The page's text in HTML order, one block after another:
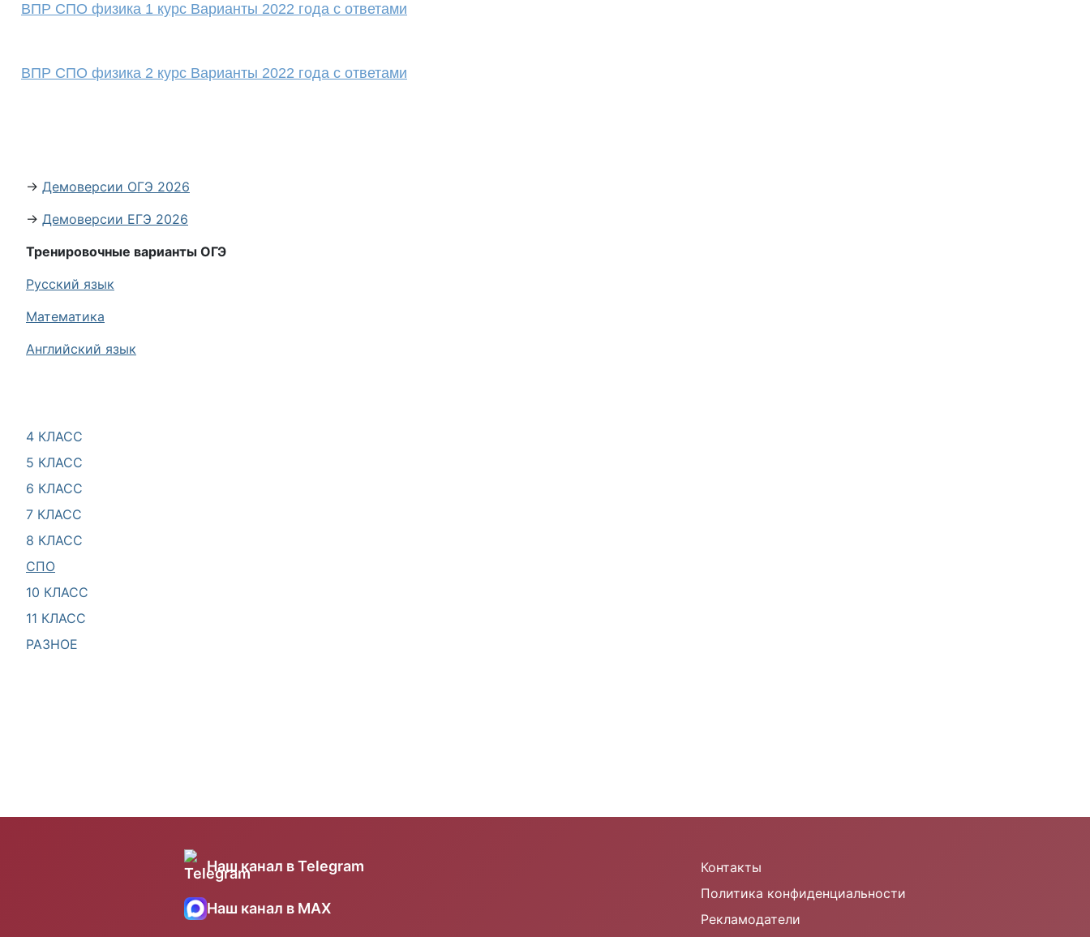
4 КЛАСС
5 КЛАСС
6 КЛАСС
7 КЛАСС
8 КЛАСС
СПО
10 КЛАСС
11 КЛАСС
РАЗНОЕ
ВПР СПО физика 1 курс Варианты 2022 года с ответами
ВПР СПО физика 2 курс Варианты 2022 года с ответами
→ Демоверсии ОГЭ 2026
→ Демоверсии ЕГЭ 2026
Тренировочные варианты ОГЭ
Русский язык
Математика
Английский язык
Наш канал в Telegram
Наш канал в MAX
Контакты
Политика конфиденциальности
Рекламодатели